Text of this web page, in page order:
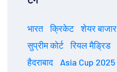
भारत क्रिकेट शेयर बाजार
सुप्रीम कोर्ट
रियल मैड्रिड
हैदराबाद
Asia Cup 2025